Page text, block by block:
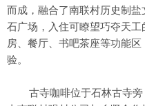
而成，融合了南联村历史制
石广场，入住可瞭望巧夺天
房、餐厅、书吧茶座等功能
验。
古寺咖啡位于石林古寺旁